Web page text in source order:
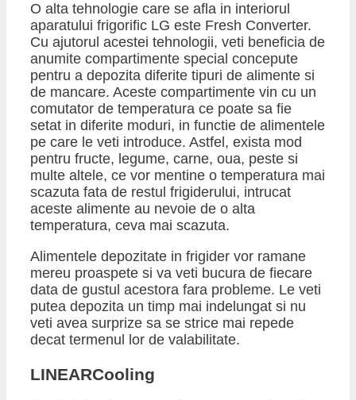
O alta tehnologie care se afla in interiorul
aparatului frigorific LG este Fresh Converter.
Cu ajutorul acestei tehnologii, veti beneficia de
anumite compartimente special concepute
pentru a depozita diferite tipuri de alimente si
de mancare. Aceste compartimente vin cu un
comutator de temperatura ce poate sa fie
setat in diferite moduri, in functie de alimentele
pe care le veti introduce. Astfel, exista mod
pentru fructe, legume, carne, oua, peste si
multe altele, ce vor mentine o temperatura mai
scazuta fata de restul frigiderului, intrucat
aceste alimente au nevoie de o alta
temperatura, ceva mai scazuta.
Alimentele depozitate in frigider vor ramane
mereu proaspete si va veti bucura de fiecare
data de gustul acestora fara probleme. Le veti
putea depozita un timp mai indelungat si nu
veti avea surprize sa se strice mai repede
decat termenul lor de valabilitate.
​LINEARCooling